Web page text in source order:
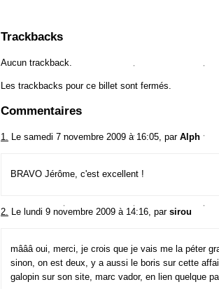
Trackbacks
Aucun trackback.
Les trackbacks pour ce billet sont fermés.
Commentaires
1. Le samedi 7 novembre 2009 à 16:05, par Alph
BRAVO Jérôme, c'est excellent !
2. Le lundi 9 novembre 2009 à 14:16, par sirou
mâââ oui, merci, je crois que je vais me la péter
sinon, on est deux, y a aussi le boris sur cette
galopin sur son site, marc vador, en lien quelque